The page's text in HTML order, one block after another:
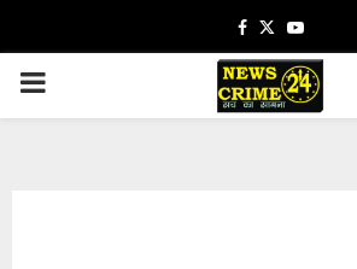
Facebook
TwitterYoutube
PRIMARY